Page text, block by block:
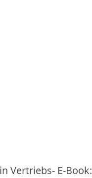
Vertriebs- E-Book: